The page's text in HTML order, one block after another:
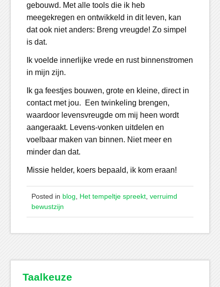
gebouwd. Met alle tools die ik heb
meegekregen en ontwikkeld in dit leven, kan
dat ook niet anders: Breng vreugde! Zo simpel
is dat.
Ik voelde innerlijke vrede en rust binnenstromen
in mijn zijn.
Ik ga feestjes bouwen, grote en kleine, direct in
contact met jou. Een twinkeling brengen,
waardoor levensvreugde om mij heen wordt
aangeraakt. Levens-vonken uitdelen en
voelbaar maken van binnen. Niet meer en
minder dan dat.
Missie helder, koers bepaald, ik kom eraan!
Posted in blog Het tempeltje spreekt, verruimd
bewustzijn
Taalkeuze